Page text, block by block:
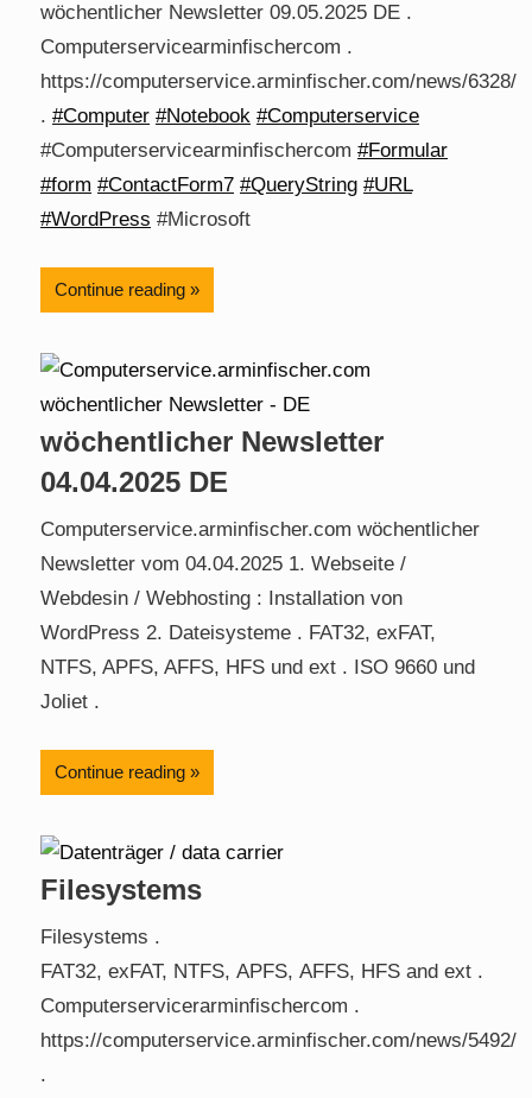
wöchentlicher Newsletter 09.05.2025 DE .
Computerservicearminfischercom .
https://computerservice.arminfischer.com/news/6328/
. #Computer #Notebook #Computerservice
#Computerservicearminfischercom #Formular
#form #ContactForm7 #QueryString #URL
#WordPress #Microsoft
Continue reading
wöchentlicher Newsletter
04.04.2025 DE
Computerservice.arminfischer.com wöchentlicher
Newsletter vom 04.04.2025 1. Webseite /
Webdesin / Webhosting : Installation von
WordPress 2. Dateisysteme . FAT32, exFAT,
NTFS, APFS, AFFS, HFS und ext . ISO 9660 und
Joliet .
Continue reading
Filesystems
Filesystems .
FAT32, exFAT, NTFS, APFS, AFFS, HFS and ext .
Computerservicerarminfischercom .
https://computerservice.arminfischer.com/news/5492/
.